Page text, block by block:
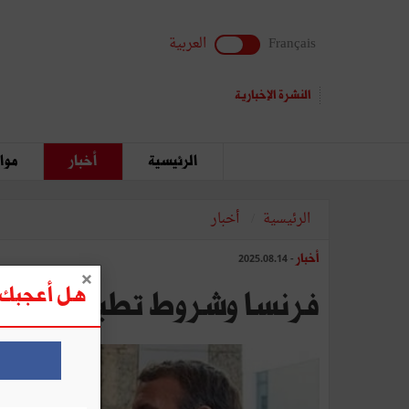
Français العربية
النشرة الإخبارية
الرئيسية أخبار
الرئيسية أخبار
أخبار - 2025.08.14
فرنسا وشروط تطبيق حل
هل أعجبك